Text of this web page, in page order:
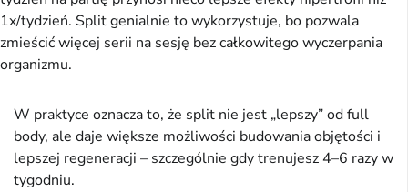
1x/tydzień. Split genialnie to wykorzystuje, bo pozwala
zmieścić więcej serii na sesję bez całkowitego wyczerpania
organizmu.
W praktyce oznacza to, że split nie jest „lepszy” od full
body, ale daje większe możliwości budowania objętości i
lepszej regeneracji – szczególnie gdy trenujesz 4–6 razy w
tygodniu.